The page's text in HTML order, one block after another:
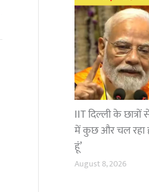
IIT दिल्ली के
में कुछ और चल रहा
हूं’
August 8, 2026